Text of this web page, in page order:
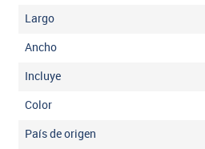
Largo
Ancho
Incluye
Color
País de origen